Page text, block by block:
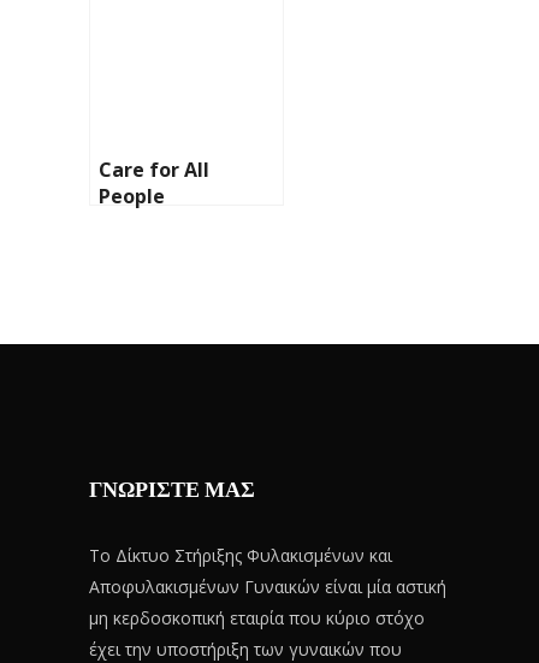
Care for All
People
ΓΝΩΡΙΣΤΕ ΜΑΣ
Το Δίκτυο Στήριξης Φυλακισμένων και
Αποφυλακισμένων Γυναικών είναι μία αστική
μη κερδοσκοπική εταιρία που κύριο στόχο
έχει την υποστήριξη των γυναικών που